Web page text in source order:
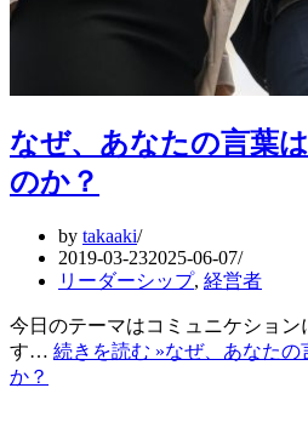
なぜ、あなたの言葉
のか？
by takaaki
2019-03-232025-06-07
リーダーシップ, 経営者
今日のテーマはコミュニケション
す… 続きを読む »なぜ、あなたの
か？